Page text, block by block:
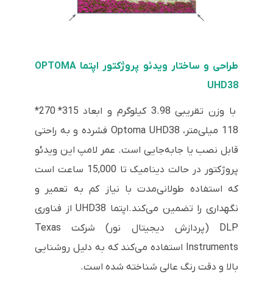
طراحی و ساختار ویدئو پروژکتور اپتما OPTOMA
UHD38
با وزن تقریبی 3.98 کیلوگرم و ابعاد 315* 270*
118 میلی‌متر، Optoma UHD38 فشرده و به راحتی
قابل نصب یا جابه‌جایی است. عمر لامپ این ویدئو
پروژکتور در حالت دینامیک تا 15,000 ساعت است
که استفاده طولانی‌مدت با نیاز کم به تعمیر و
نگهداری را تضمین می‌کند.اپتما UHD38 از فناوری
DLP (پردازش دیجیتال نور) شرکت Texas
Instruments استفاده می‌کند که به دلیل روشنایی
بالا و دقت رنگ عالی شناخته شده است.